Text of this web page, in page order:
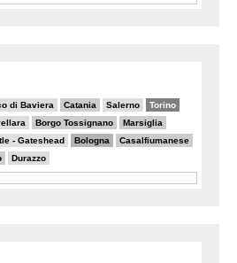
di Baviera Catania Salerno Torino
Borgo Tossignano Marsiglia
- Gateshead Bologna Casalfiumanese
Durazzo